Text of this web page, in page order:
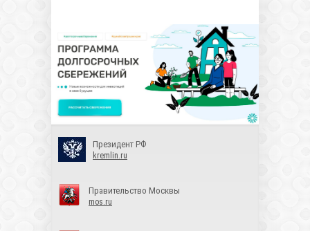
Президент РФ
kremlin.ru
Правительство Москвы
mos.ru